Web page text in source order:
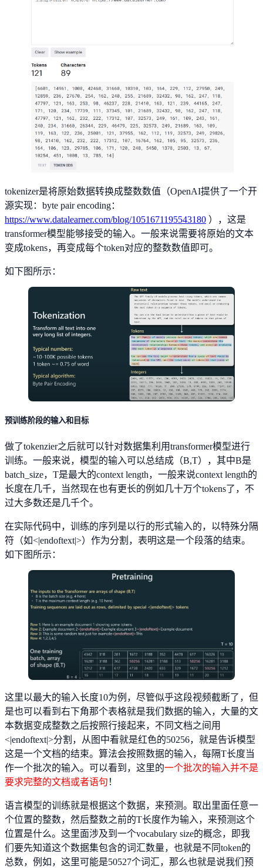
tokenizer是将原始数据转换成整数数值（OpenAI提供了一个开
源实现：byte pair encoding：
https://www.datalearner.com/blog/1051671195543180 ），这是
transformer模型能够接受的输入。一般来说需要将原始的文本
变成tokens，再变成每个token对应的整数数值即可。
如下图所示：
预训练阶段的输入和目标
做了tokenzier之后就可以针对数据集利用transformer模型进行
训练。一般来说，模型的输入可以总结成（B,T），其中B是
batch_size，T是最大的context length，一般来说context length的
长度在几千，当然现在也有更长的例如几十万个tokens了，不
过大多数还是几千个。
在实际代码中，训练的序列是以行的形式输入的，以特殊分隔
符（如<|endoftext|>）作为分割，表明这是一个段落的结束。
如下图所示：
这里以最大的输入长度10为例，尽管似乎这段视频截断了，但
是也可以看到右下角那个表格就是我们数据的输入，大量的文
本数据变成整数之后按照行接起来，不同文档之间用
<|endoftext|>分割，从图中看就是红色的50256，就是告诉模型
这是一个文档的结束。算法会按照数据的输入，每隔T长度当
作一个批次的输入。可以看到，这里的一个批次的输入并不是
要求完整的文档或者语句 ！
语言模型的训练就是根据这个数据，来预测。取出里面任意一
个位置的整数，然后整数之前的T长度作为输入，来预测这个
位置是什么。这里面涉及到一个vocabulary size的概念，即我
们要先知道这个数据集包含的词汇数量，也就是不同token的
总数，例如，这里可能是50527个词汇，那么也就是说我们预